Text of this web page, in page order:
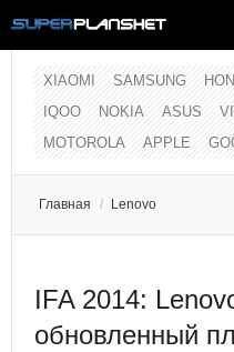
XIAOMI SAMSUNG
IQOO
NOKIA ASUS
MOTOROLA
APPLE
Главная / Lenovo
IFA 2014:
обновленный